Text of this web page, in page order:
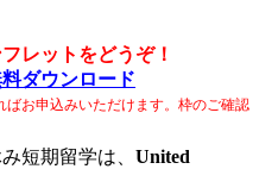
レットをどうぞ！
ダウンロード
お申込みいただけます。枠のご確認
短期留学は、 United